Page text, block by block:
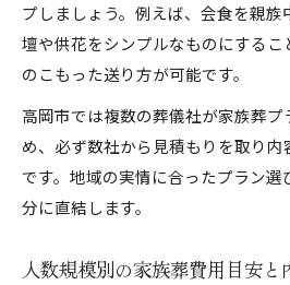
プしましょう。例えば、会食を親族
壇や供花をシンプルなものにする
のこもった送り方が可能です。
高岡市では複数の葬儀社が家族葬
め、必ず数社から見積もりを取り
です。地域の実情に合ったプラン
分に直結します。
人数規模別の家族葬費用目安と